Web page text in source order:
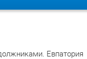
Евпатория